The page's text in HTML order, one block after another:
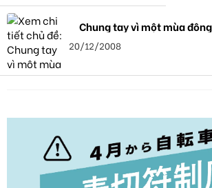
Chung tay vì một mùa
20/12/2008